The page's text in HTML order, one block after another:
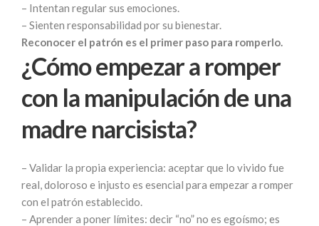
– Intentan regular sus emociones.
– Sienten responsabilidad por su bienestar.
Reconocer el patrón es el primer paso para romperlo.
¿Cómo empezar a romper
con la manipulación de una
madre narcisista?
– Validar la propia experiencia: aceptar que lo vivido fue
real, doloroso e injusto es esencial para empezar a romper
con el patrón establecido.
– Aprender a poner límites: decir “no” no es egoísmo; es